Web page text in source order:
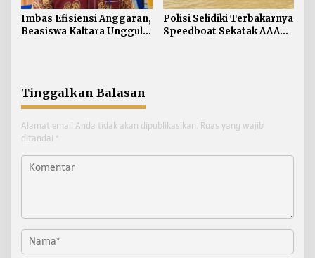
Imbas Efisiensi Anggaran,
Beasiswa Kaltara Unggul
Polisi Selidiki Terbakarnya
Speedboat Sekatak AAA
Tinggalkan Balasan
Alamat email Anda tidak akan dipublikasikan. Ruas yang wajib
ditandai *